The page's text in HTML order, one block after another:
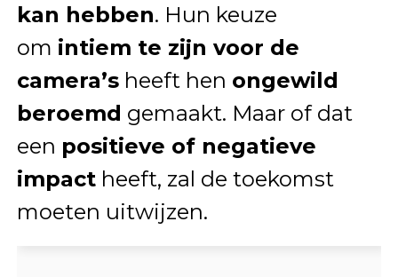
kan hebben. Hun keuze
om intiem te zijn voor de
camera’sheeft hen ongewild
beroemd gemaakt. Maar of dat
een positieve of negatieve
impactheeft, zal de toekomst
moeten uitwijzen.